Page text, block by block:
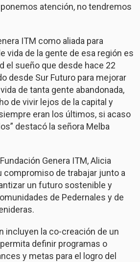
atención, no tendremos
ITM como aliada para
vida de la gente de esa región es
el sueño que desde hace 22
desde Sur Futuro para mejorar
de tanta gente abandonada,
de vivir lejos de la capital y
eran los últimos, si acaso
destacó la señora Melba
Genera ITM, Alicia
compromiso de trabajar junto a
un futuro sostenible y
de Pedernales y de
incluyen la co-creación de un
definir programas o
y metas para el logro del